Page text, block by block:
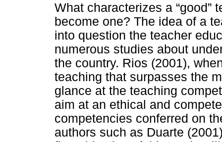
What characterizes a “good”
become one? The idea of a
into question the teacher
numerous studies about
the country. Rios (2001),
teaching that surpasses the
glance at the teaching
aim at an ethical and
competencies conferred on
authors such as Duarte